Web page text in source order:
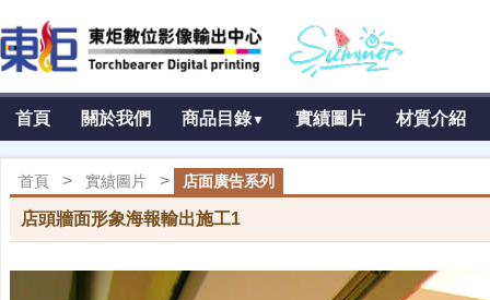
首頁 關於我們 商品目錄▼ 實績圖片 材質介紹
首頁 > 實績圖片 > 店面廣告系列
店頭牆面形象海報輸出施工1